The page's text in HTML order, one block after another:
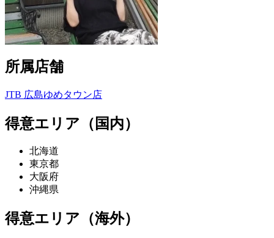
所属店舗
JTB 広島ゆめタウン店
得意エリア（国内）
北海道
東京都
大阪府
沖縄県
得意エリア（海外）